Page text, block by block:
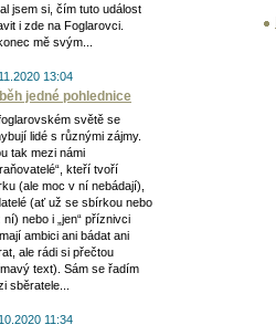
jsem si, čím tuto událost
i zde na Foglarovci.
mě svým...
13:04
jedné pohlednice
světě se
lidé s různými zájmy.
tak mezi námi
kteří tvoří
(ale moc v ní nebádají),
(ať už se sbírkou nebo
ní) nebo i „jen“ příznivci
ambici ani bádat ani
ale rádi si přečtou
text). Sám se řadím
sběratele...
11:34